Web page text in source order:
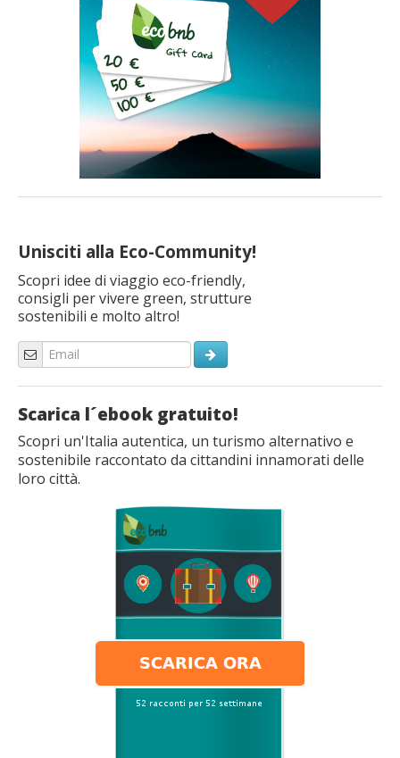
Unisciti alla Eco-Community!
Scopri idee di viaggio eco-friendly,
consigli per vivere green, strutture
sostenibili e molto altro!
Scarica l´ebook gratuito!
Scopri un'Italia autentica, un turismo alternativo e
sostenibile raccontato da cittandini innamorati delle
loro città.